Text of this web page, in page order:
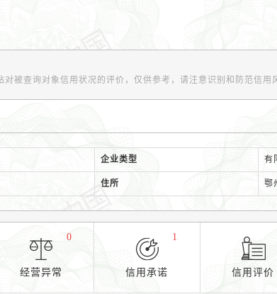
被查询对象信用状况的评价，仅供参考，请注意识别和防范信用
企业类型 有
住所 鄂
经营异常
0
信用承诺
1
信用评价